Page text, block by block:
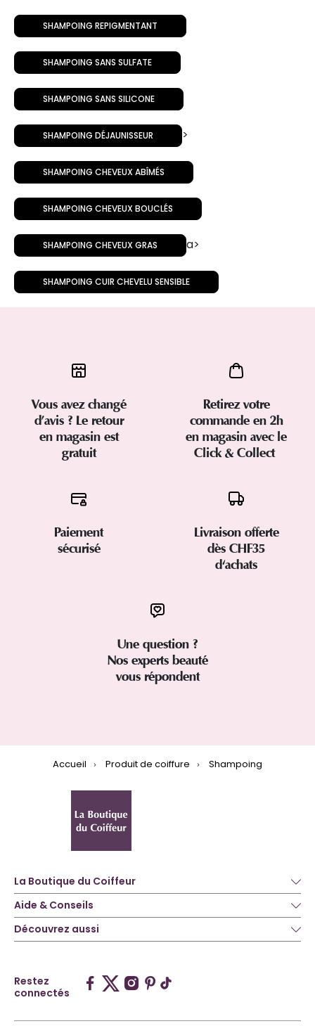
SHAMPOING REPIGMENTANT
SHAMPOING SANS SULFATE
SHAMPOING SANS SILICONE
SHAMPOING DÉJAUNISSEUR >
SHAMPOING CHEVEUX ABÎMÉS
SHAMPOING CHEVEUX BOUCLÉS
SHAMPOING CHEVEUX GRAS a>
SHAMPOING CUIR CHEVELU SENSIBLE
Vous avez changé
d’avis ? Le retour
en magasin est
gratuit
Retirez votre
commande en 2h
en magasin avec le
Click & Collect
Paiement
sécurisé
Livraison offerte
dès CHF35
d'achats
Une question ?
Nos experts beauté
vous répondent
Accueil Produit de coiffure Shampoing
La Boutique du Coiffeur
Aide & Conseils
Découvrez aussi
Restez
connectés